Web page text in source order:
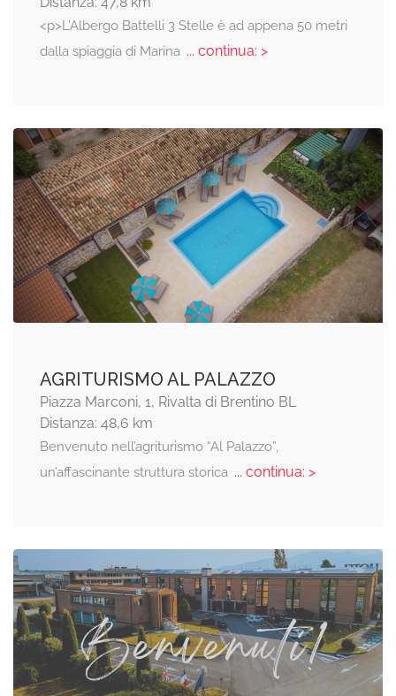
<p>L’Albergo Battelli 3 Stelle è ad appena 50 metri
dalla spiaggia di Marina ... continua: >
AGRITURISMO AL PALAZZO
Piazza Marconi, 1, Rivalta di Brentino BL
Distanza: 48,6 km
Benvenuto nell’agriturismo “Al Palazzo”,
un’affascinante struttura storica ... continua: >